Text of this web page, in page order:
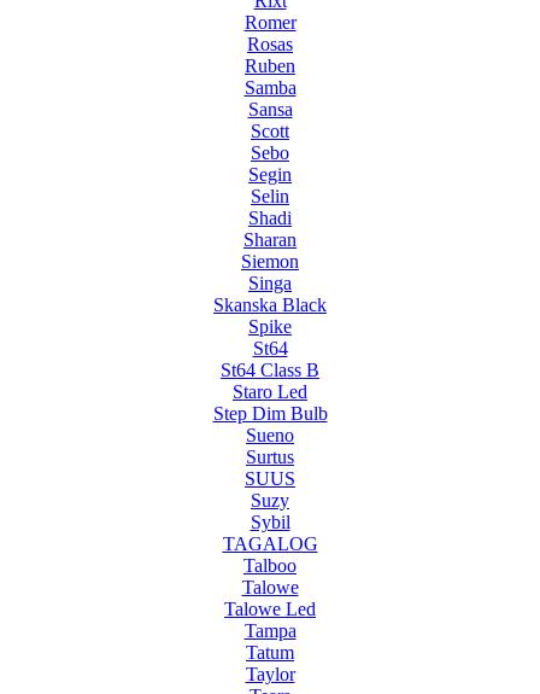
Romer
Rosas
Ruben
Samba
Sansa
Scott
Sebo
Segin
Selin
Shadi
Sharan
Siemon
Singa
Skanska Black
Spike
St64
St64 Class B
Staro Led
Step Dim Bulb
Sueno
Surtus
SUUS
Suzy
Sybil
TAGALOG
Talboo
Talowe
Talowe Led
Tampa
Tatum
Taylor